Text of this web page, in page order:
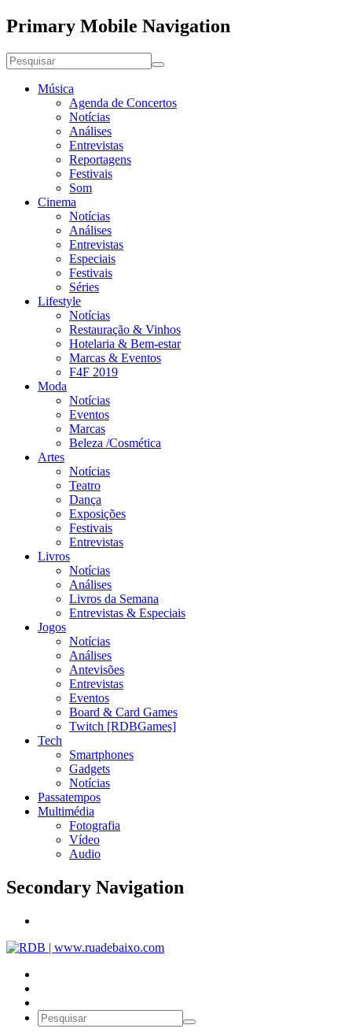
Primary Mobile Navigation
Música
Agenda de Concertos
Notícias
Análises
Entrevistas
Reportagens
Festivais
Som
Cinema
Notícias
Análises
Entrevistas
Especiais
Festivais
Séries
Lifestyle
Notícias
Restauração & Vinhos
Hotelaria & Bem-estar
Marcas & Eventos
F4F 2019
Moda
Notícias
Eventos
Marcas
Beleza /Cosmética
Artes
Notícias
Teatro
Dança
Exposições
Festivais
Entrevistas
Livros
Notícias
Análises
Livros da Semana
Entrevistas & Especiais
Jogos
Notícias
Análises
Antevisões
Entrevistas
Eventos
Board & Card Games
Twitch [RDBGames]
Tech
Smartphones
Gadgets
Notícias
Passatempos
Multimédia
Fotografia
Vídeo
Audio
Secondary Navigation